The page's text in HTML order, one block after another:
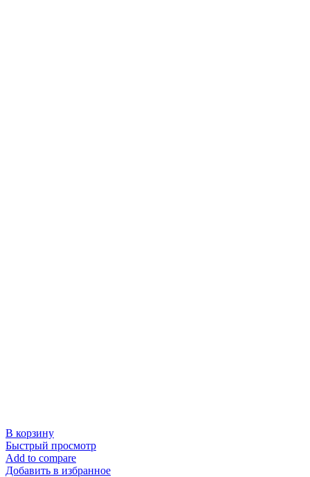
В корзину
Быстрый просмотр
Add to compare
Добавить в избранное